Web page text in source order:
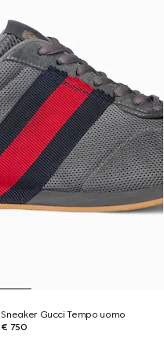
Sneaker Gucci Tempo uomo
€ 750